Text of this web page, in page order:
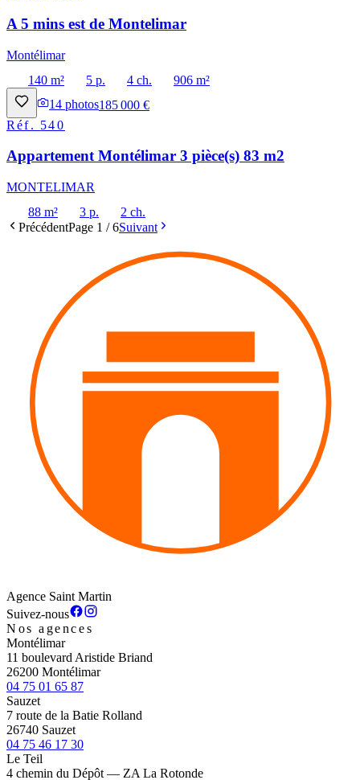
A 5 mins est de Montelimar
Montélimar
140 m²
5 p. 4 ch.
906 m²
14 photos185 000 €
Réf. 540
Appartement Montélimar 3 pièce(s) 83 m2
MONTELIMAR
88 m²
3 p.
2 ch.
PrécédentPage 1 /6Suivant
Agence Saint Martin
Suivez-nous
Nos agences
Montélimar
11 boulevard Aristide Briand
26200 Montélimar
04 75 01 65 87
Sauzet
7 route de la Batie Rolland
26740 Sauzet
04 75 46 17 30
Le Teil
4 chemin du Dépôt — ZA La Rotonde